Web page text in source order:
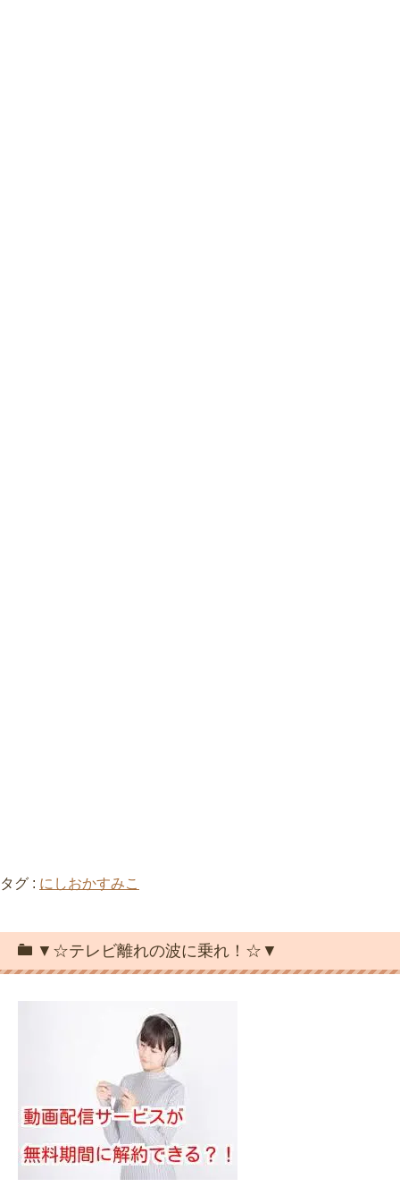
タグ : にしおかすみこ
▼☆テレビ離れの波に乗れ！☆▼